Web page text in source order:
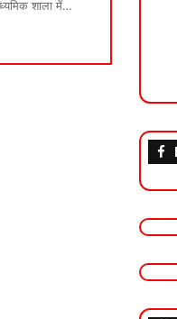
शाला में…